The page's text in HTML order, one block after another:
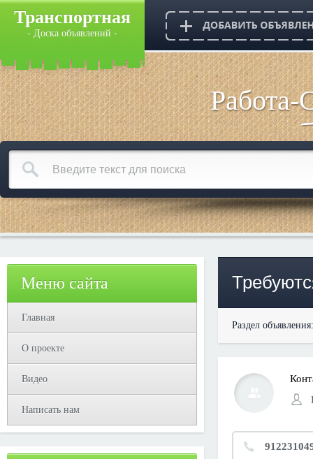
Транспортная
- Доска объявлений -
Меню сайта
Главная
О проекте
Видео
Написать нам
Раздел